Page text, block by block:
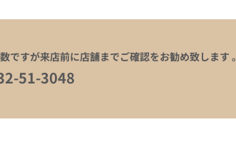
すが来店前に店舗までご確認をお勧め致します 。
51-3048